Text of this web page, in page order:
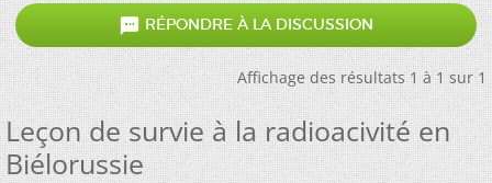
 RÉPONDRE À LA DISCUSSION
Affichage des résultats 1 à 1 sur 1
Leçon de survie à la radioacivité en
Biélorussie